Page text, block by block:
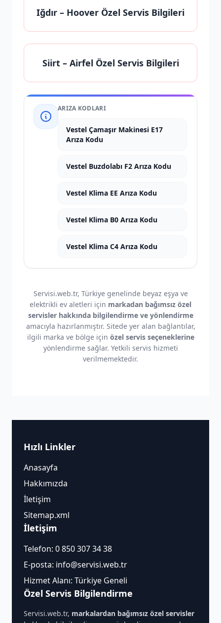
Iğdır – Hoover Özel Servis Bilgileri
Siirt– Airfel Özel Servis Bilgileri
ARIZA KODLARI
Vestel Çamaşır Makinesi E17
Arıza Kodu
Vestel Buzdolabı F2 Arıza Kodu
Vestel Klima EE Arıza Kodu
Vestel Klima B0 Arıza Kodu
Vestel Klima C4 Arıza Kodu
Servisi.web.tr, Türkiye genelinde beyaz eşya ve
elektrikli ev aletleri için markadan bağımsız özel
servisler hakkında bilgilendirme ve yönlendirme
amacıyla hazırlanmıştır. Sitede yer alan bağlantılar,
ilgili marka ve bölge için özel servis seçeneklerine
yönlendirme sağlar. Yetkili servis hizmeti
verilmemektedir.
Hızlı Linkler
Anasayfa
Hakkımızda
İletişim
Sitemap.xml
İletişim
Telefon: 0 850 307 34 38
E-posta: info@servisi.web.tr
Hizmet Alanı: Türkiye Geneli
Özel Servis Bilgilendirme
Servisi.web.tr, markalardan bağımsız özel servisler